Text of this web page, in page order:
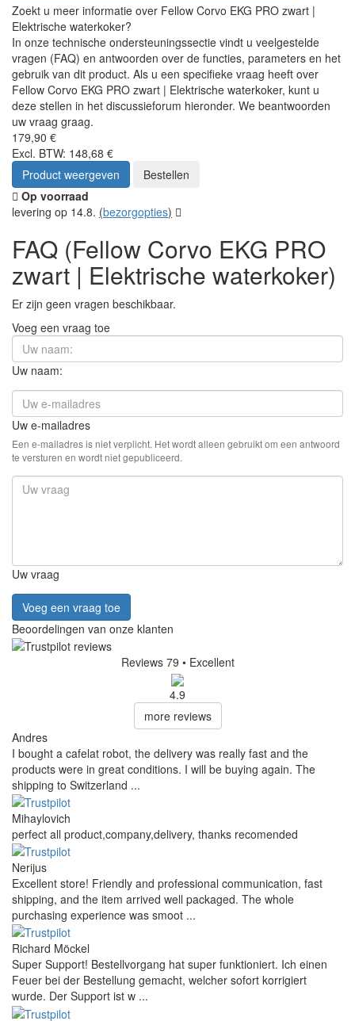
Zoekt u meer informatie over Fellow Corvo EKG PRO zwart |
Elektrische waterkoker?
In onze technische ondersteuningssectie vindt u veelgestelde
vragen (FAQ) en antwoorden over de functies, parameters en het
gebruik van dit product. Als u een specifieke vraag heeft over
Fellow Corvo EKG PRO zwart | Elektrische waterkoker, kunt u
deze stellen in het discussieforum hieronder. We beantwoorden
uw vraag graag.
179,90 €
Excl. BTW: 148,68 €
Product weergeven
Bestellen
Op voorraad
levering op 14.8. (bezorgopties)
FAQ (Fellow Corvo EKG PRO
zwart | Elektrische waterkoker)
Er zijn geen vragen beschikbaar.
Voeg een vraag toe
Uw naam:
Uw e-mailadres
Een e-mailadres is niet verplicht. Het wordt alleen gebruikt om een antwoord
te versturen en wordt niet gepubliceerd.
Uw vraag
Voeg een vraag toe
Beoordelingen van onze klanten
Reviews 79 • Excellent
4.9
more reviews
Andres
I bought a cafelat robot, the delivery was really fast and the
products were in great conditions. I will be buying again. The
shipping to Switzerland ...
Mihaylovich
perfect all product,company,delivery, thanks recomended
Nerijus
Excellent store! Friendly and professional communication, fast
shipping, and the item arrived well packaged. The whole
purchasing experience was smoot ...
Richard Möckel
Super Support! Bestellvorgang hat super funktioniert. Ich einen
Feuer bei der Bestellung gemacht, welcher sofort korrigiert
wurde. Der Support ist w ...